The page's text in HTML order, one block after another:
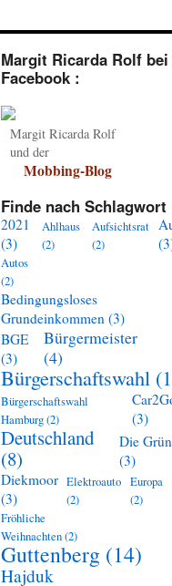
Margit Ricarda Rolf bei
Facebook :
Margit Ricarda Rolf
und der
Mobbing-Blog
Finde nach Schlagwort
2021
(3)
Ahlhaus
(2)
Aufsichtsrat
(2)
Autos
(2)
Bedingungsloses
Grundeinkommen (3)
BGE
(3)
Bürgermeister
(4)
Bürgerschaftswahl
Bürgerschaftswahl
Hamburg(2)
(3)
Deutschland
(8)
Die
(3)
Diekmoor
(3)
Elektroauto
(2)
Europa
(2)
Fröhliche
Weihnachten(2)
Guttenberg (14)
Hajduk